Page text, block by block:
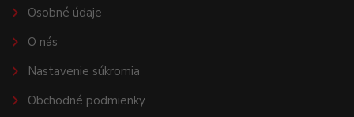
Osobné údaje
O nás
Nastavenie súkromia
Obchodné podmienky